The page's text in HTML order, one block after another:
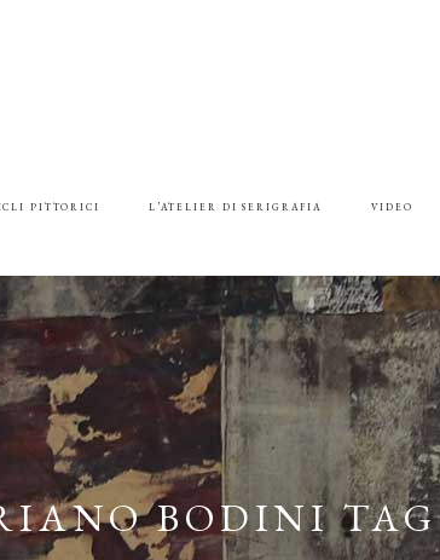
PITTORICI L’ATELIER DI SERIGRAFIA VIDEO
BODINI TAG